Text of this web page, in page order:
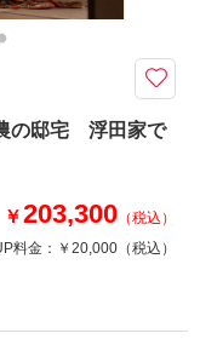
！ □撮影カット：約150
ン撮影プランです。
衣装/ ヘア＆メイクアッ
の邸宅 浮田家で
￥203,300 （税込）
料金： ￥20,000 （税込）